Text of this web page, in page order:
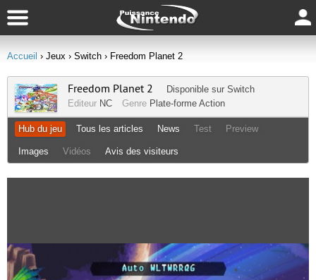
Accueil › Jeux › Switch › Freedom Planet 2
Freedom Planet 2 Disponible sur Switch
Editeur NC Genre Plate-forme Action
Hub du jeu Tous les articles News Test Preview
Images Vidéos Avis des visiteurs